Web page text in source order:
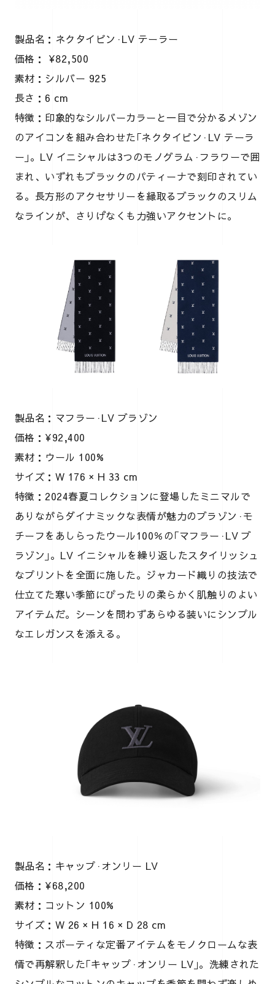
製品名：ネクタイピン·LV テーラー
価格： ¥82,500
素材：シルバー 925
長さ：6 cm
特徴：印象的なシルバーカラーと一目で分かるメゾン
のアイコンを組み合わせた｢ネクタイピン·LV テーラ
ー｣。LV イニシャルは3つのモノグラム·フラワーで囲
まれ、いずれもブラックのパティーナで刻印されてい
る。長方形のアクセサリーを縁取るブラックのスリム
なラインが、さりげなくも力強いアクセントに。
製品名：マフラー·LV ブラゾン
価格：¥92,400
素材：ウール 100%
サイズ：W 176 × H 33 cm
特徴：2024春夏コレクションに登場したミニマルで
ありながらダイナミックな表情が魅力のブラゾン·モ
チーフをあしらったウール100％の｢マフラー·LV ブ
ラゾン｣。LV イニシャルを繰り返したスタイリッシュ
なプリントを全面に施した。ジャカード織りの技法で
仕立てた寒い季節にぴったりの柔らかく肌触りのよい
アイテムだ。シーンを問わずあらゆる装いにシンプル
なエレガンスを添える。
製品名：キャップ·オンリー LV
価格：¥68,200
素材：コットン 100%
サイズ：W 26 × H 16 × D 28 cm
特徴：スポーティな定番アイテムをモノクロームな表
情で再解釈した｢キャップ·オンリー LV｣。洗練された